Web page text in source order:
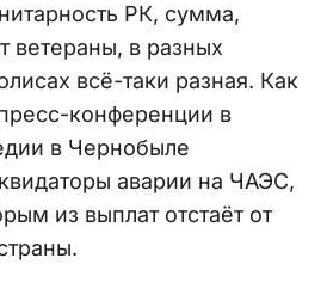
РК, сумма,
ветераны, в разных
всё-таки разная. Как
конференции в
в Чернобыле
аварии на ЧАЭС,
из выплат отстаёт от